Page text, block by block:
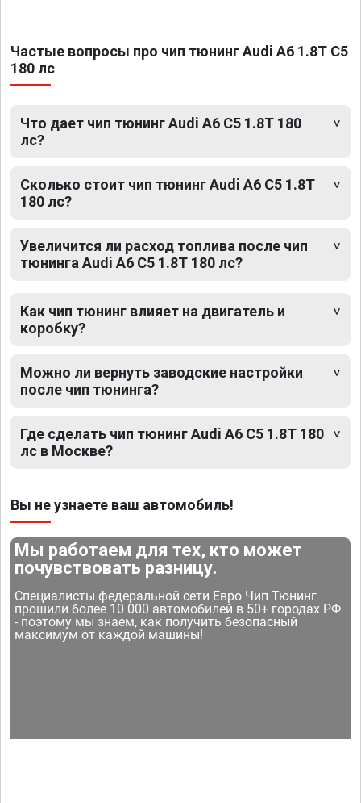
Частые вопросы про чип тюнинг Audi A6 1.8T C5
180 лс
Что дает чип тюнинг Audi A6 C5 1.8T 180
лс?
Сколько стоит чип тюнинг Audi A6 C5 1.8T
180 лс?
Увеличится ли расход топлива после чип
тюнинга Audi A6 C5 1.8T 180 лс?
Как чип тюнинг влияет на двигатель и
коробку?
Можно ли вернуть заводские настройки
после чип тюнинга?
Где сделать чип тюнинг Audi A6 C5 1.8T 180
лс в Москве?
Вы не узнаете ваш автомобиль!
Мы работаем для тех, кто может
почувствовать разницу.
Специалисты федеральной сети Евро Чип Тюнинг
прошили более 10 000 автомобилей в 50+ городах РФ
- поэтому мы знаем, как получить безопасный
максимум от каждой машины!